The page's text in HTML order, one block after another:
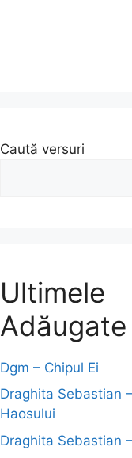
Caută versuri
Ultimele
Adăugate
Dgm – Chipul Ei
Draghita Sebastian
Haosului
Draghita Sebastian